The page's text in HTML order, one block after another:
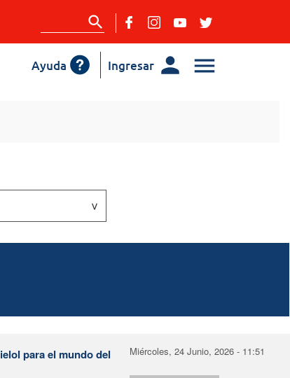
Ingresar
Ayuda
para el mundo del
Miércoles, 24 Junio, 2026 - 11:51